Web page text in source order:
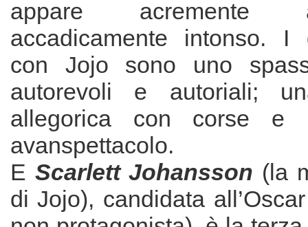
appare acremente
accadicamente intonso. I
con Jojo sono uno
autorevoli e autoriali;
allegorica con corse e
avanspettacolo.
E Scarlett Johansson (la
di Jojo), candidata